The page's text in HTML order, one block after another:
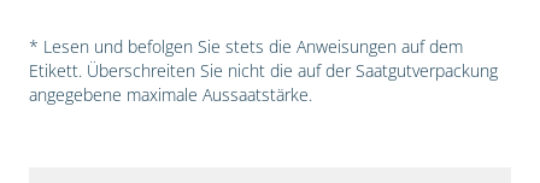
* Lesen und befolgen Sie stets die Anweisungen auf dem
Etikett. Überschreiten Sie nicht die auf der Saatgutverpackung
angegebene maximale Aussaatstärke.